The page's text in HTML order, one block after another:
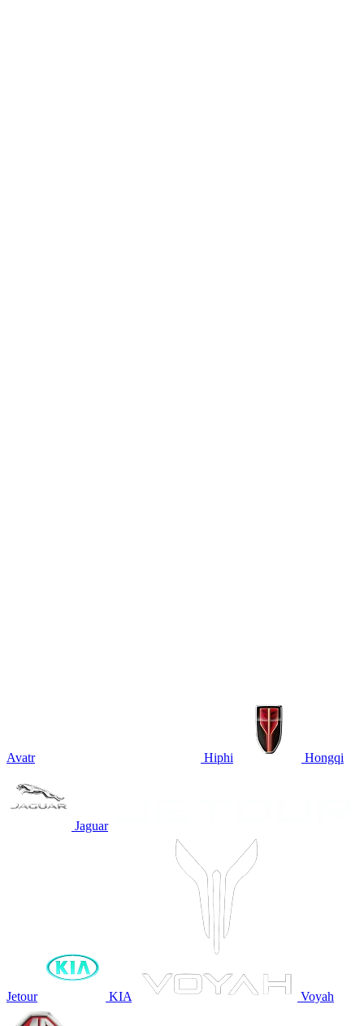
Avatr Hiphi Hongqi
Jaguar
Jetour KIA Voyah